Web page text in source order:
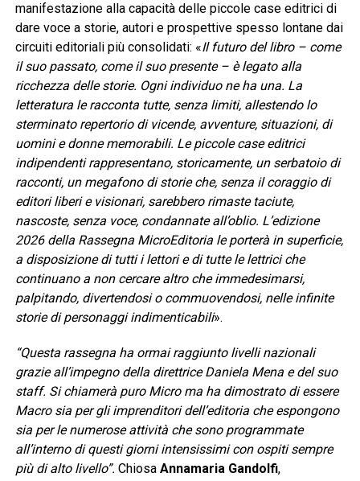
manifestazione alla capacità delle piccole case editrici di
dare voce a storie, autori e prospettive spesso lontane dai
circuiti editoriali più consolidati: «Il futuro del libro – come
il suo passato, come il suo presente – è legato alla
ricchezza delle storie. Ogni individuo ne ha una. La
letteratura le racconta tutte, senza limiti, allestendo lo
sterminato repertorio di vicende, avventure, situazioni, di
uomini e donne memorabili. Le piccole case editrici
indipendenti rappresentano, storicamente, un serbatoio di
racconti, un megafono di storie che, senza il coraggio di
editori liberi e visionari, sarebbero rimaste taciute,
nascoste, senza voce, condannate all’oblio. L’edizione
2026 della Rassegna MicroEditoria le porterà in superficie,
a disposizione di tutti i lettori e di tutte le lettrici che
continuano a non cercare altro che immedesimarsi,
palpitando, divertendosi o commuovendosi, nelle infinite
storie di personaggi indimenticabili».
“Questa rassegna ha ormai raggiunto livelli nazionali
grazie all’impegno della direttrice Daniela Mena e del suo
staff. Si chiamerà puro Micro ma ha dimostrato di essere
Macro sia per gli imprenditori dell’editoria che espongono
sia per le numerose attività che sono programmate
all’interno di questi giorni intensissimi con ospiti sempre
più di alto livello”. Chiosa Annamaria Gandolfi,